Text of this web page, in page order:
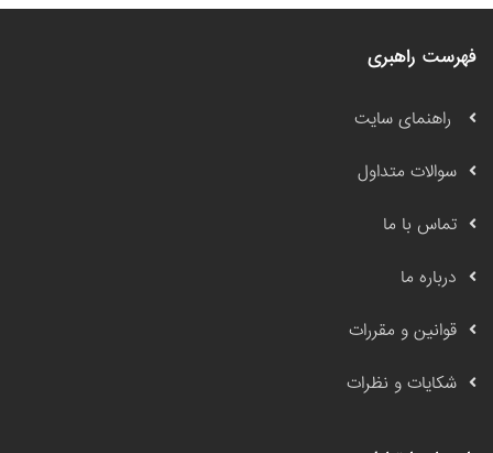
فهرست راهبری
راهنمای سایت
سوالات متداول
تماس با ما
درباره ما
قوانین و مقررات
شکایات و نظرات